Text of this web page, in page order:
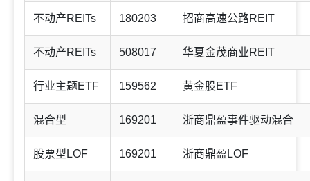
不动产REITs 180203 招商高速公路REIT
不动产REITs 508017 华夏金茂商业REIT
行业主题ETF 159562 黄金股ETF
混合型 169201 浙商鼎盈事件驱动混合
股票型LOF 169201 浙商鼎盈LOF